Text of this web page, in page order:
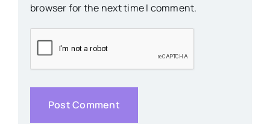
browser for the next time I comment.